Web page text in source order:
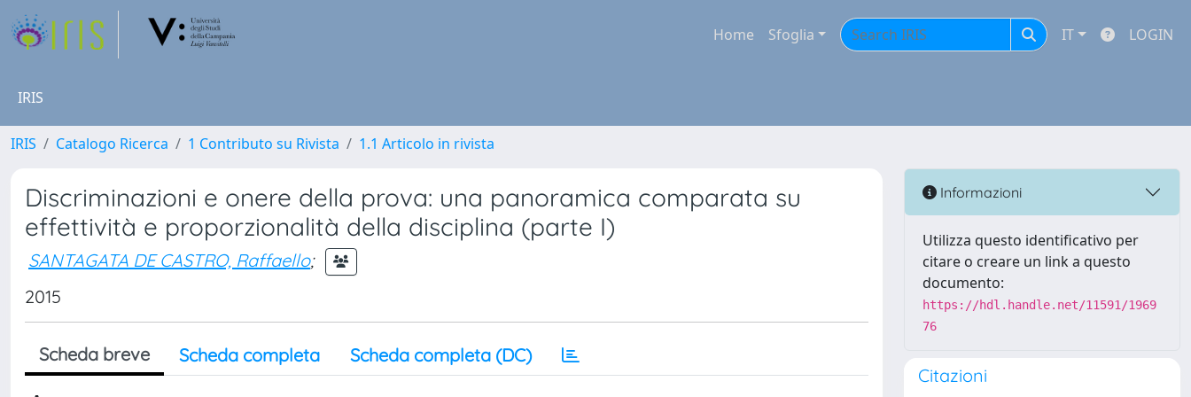
Home Sfoglia IT LOGIN
IRIS
IRIS Catalogo Ricerca 1 Contributo su Rivista 1.1 Articolo in rivista
Discriminazioni e onere della prova: una panoramica comparata su
effettività e proporzionalità della disciplina (parte I)
SANTAGATA DE CASTRO, Raffaello;
2015
Scheda breve Scheda completa Scheda completa (DC)
Informazioni
Utilizza questo identificativo per
citare o creare un link a questo
documento:
https://hdl.handle.net/11591/1969
76
Citazioni